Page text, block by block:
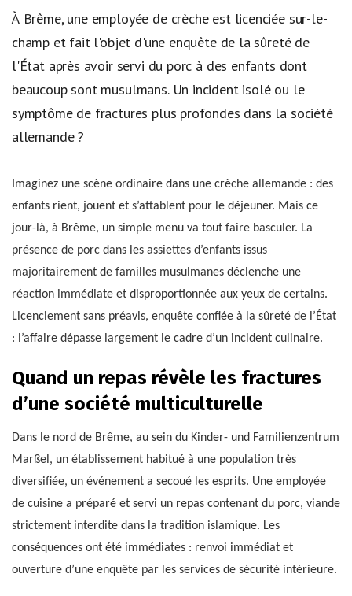
À Brême, une employée de crèche est licenciée sur-le-
champ et fait l'objet d'une enquête de la sûreté de
l'État après avoir servi du porc à des enfants dont
beaucoup sont musulmans. Un incident isolé ou le
symptôme de fractures plus profondes dans la société
allemande ?
Imaginez une scène ordinaire dans une crèche allemande : des
enfants rient, jouent et s’attablent pour le déjeuner. Mais ce
jour-là, à Brême, un simple menu va tout faire basculer. La
présence de porc dans les assiettes d’enfants issus
majoritairement de familles musulmanes déclenche une
réaction immédiate et disproportionnée aux yeux de certains.
Licenciement sans préavis, enquête confiée à la sûreté de l’État
: l’affaire dépasse largement le cadre d’un incident culinaire.
Quand un repas révèle les fractures
d’une société multiculturelle
Dans le nord de Brême, au sein du Kinder- und Familienzentrum
Marßel, un établissement habitué à une population très
diversifiée, un événement a secoué les esprits. Une employée
de cuisine a préparé et servi un repas contenant du porc, viande
strictement interdite dans la tradition islamique. Les
conséquences ont été immédiates : renvoi immédiat et
ouverture d’une enquête par les services de sécurité intérieure.